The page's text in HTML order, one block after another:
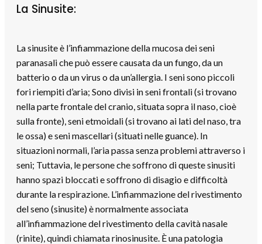
La Sinusite:
La sinusite è l’infiammazione della mucosa dei seni
paranasali che può essere causata da un fungo, da un
batterio o da un virus o da un’allergia. I seni sono piccoli
fori riempiti d’aria; Sono divisi in seni frontali (si trovano
nella parte frontale del cranio, situata sopra il naso, cioè
sulla fronte), seni etmoidali (si trovano ai lati del naso, tra
le ossa) e seni mascellari (situati nelle guance). In
situazioni normali, l’aria passa senza problemi attraverso i
seni; Tuttavia, le persone che soffrono di queste sinusiti
hanno spazi bloccati e soffrono di disagio e difficoltà
durante la respirazione. L’infiammazione del rivestimento
del seno (sinusite) è normalmente associata
all’infiammazione del rivestimento della cavità nasale
(rinite), quindi chiamata rinosinusite. È una patologia